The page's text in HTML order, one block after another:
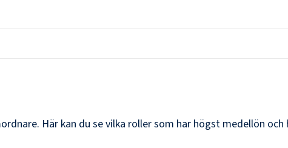
. Här kan du se vilka roller som har högst medellön